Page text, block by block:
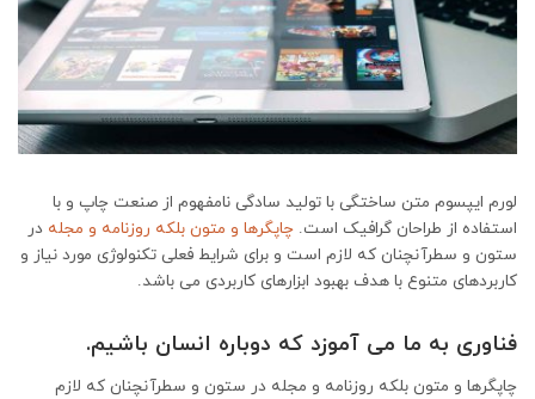
لورم ایپسوم متن ساختگی با تولید سادگی نامفهوم از صنعت چاپ و با
استفاده از طراحان گرافیک است. چاپگرها و متون بلکه روزنامه و مجله در
ستون و سطرآنچنان که لازم است و برای شرایط فعلی تکنولوژی مورد نیاز و
کاربردهای متنوع با هدف بهبود ابزارهای کاربردی می باشد.
فناوری به ما می آموزد که دوباره انسان باشیم.
چاپگرها و متون بلکه روزنامه و مجله در ستون و سطرآنچنان که لازم